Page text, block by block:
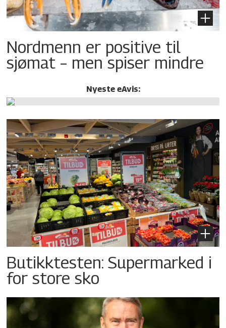
Nordmenn er positive til
sjømat – men spiser mindre
Nyeste eAvis:
Butikktesten: Supermarked i
for store sko